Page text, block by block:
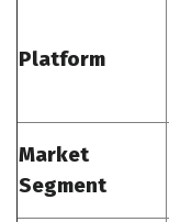
Platform
Market
Segment